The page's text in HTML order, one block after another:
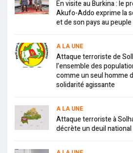
En visite au Burkina : le
Akufo-Addo exprime la
et de son pays au
A LA UNE
Attaque terroriste de
l’ensemble des
comme un seul homme
solidarité agissante
A LA UNE
Attaque terroriste à
décrète un deuil national